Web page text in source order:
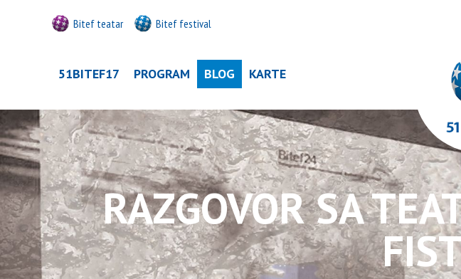
Bitef teatar Bitef festival
51BITEF17 PROGRAM BLOG KARTE
RAZGOVOR SA